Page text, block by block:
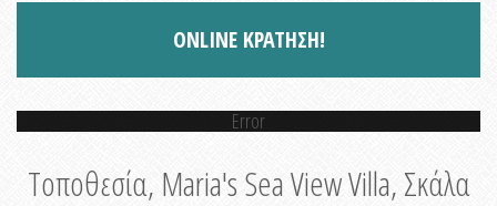
ONLINE ΚΡΑΤΗΣΗ!
Error
Τοποθεσία, Maria's Sea View Villa, Σκάλα